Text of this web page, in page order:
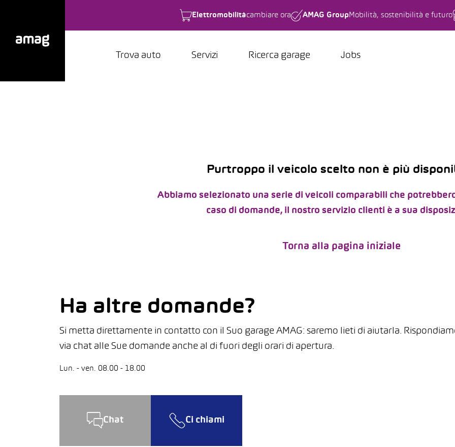
Elettromobilitàcambiare ora AMAG Group Mobilità, sostenibilità e futuro
Trova auto Servizi Ricerca garage Jobs
Purtroppo il veicolo scelto non è più
Abbiamo selezionato una serie di veicoli comparabili che
caso di domande, il nostro servizio clienti è a sua
Torna alla pagina iniziale
Ha altre domande?
Si metta direttamente in contatto con il Suo garage AMAG: saremo lieti di aiutarla.
via chat alle Sue domande anche al di fuori degli orari di apertura.
Lun. - ven. 08.00 - 18.00
Chat Ci chiami